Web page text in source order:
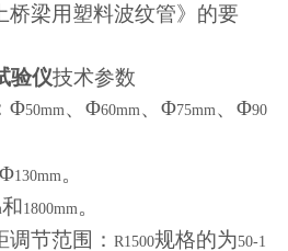
桥梁用塑料波纹管》的要
验仪技术参数
Φ50mm 、Φ60mm 、Φ75mm 、Φ90
130mm 。
和 1800mm 。
调节范围：R1500规格的为50-1